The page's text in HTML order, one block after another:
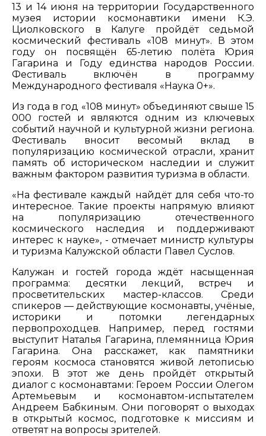
13 и 14 июня на территории Государственного
музея истории космонавтики имени К.Э.
Циолковского в Калуге пройдёт седьмой
космический фестиваль «108 минут». В этом
году он посвящён 65-летию полёта Юрия
Гагарина и Году единства народов России.
Фестиваль включён в программу
Международного фестиваля «Наука 0+».
Из года в год «108 минут» объединяют свыше 15
000 гостей и являются одним из ключевых
событий научной и культурной жизни региона.
Фестиваль вносит весомый вклад в
популяризацию космической отрасли, хранит
память об историческом наследии и служит
важным фактором развития туризма в области.
«На фестивале каждый найдёт для себя что-то
интересное. Такие проекты напрямую влияют
на популяризацию отечественного
космического наследия и поддерживают
интерес к науке», - отмечает министр культуры
и туризма Калужской области Павел Суслов.
Калужан и гостей города ждёт насыщенная
программа: десятки лекций, встреч и
просветительских мастер-классов. Среди
спикеров — действующие космонавты, учёные,
историки и потомки легендарных
первопроходцев. Например, перед гостями
выступит Наталья Гагарина, племянница Юрия
Гагарина. Она расскажет, как памятники
героям космоса становятся живой летописью
эпохи. В этот же день пройдёт открытый
диалог с космонавтами: Героем России Олегом
Артемьевым и космонавтом-испытателем
Андреем Бабкиным. Они поговорят о выходах
в открытый космос, подготовке к миссиям и
ответят на вопросы зрителей.